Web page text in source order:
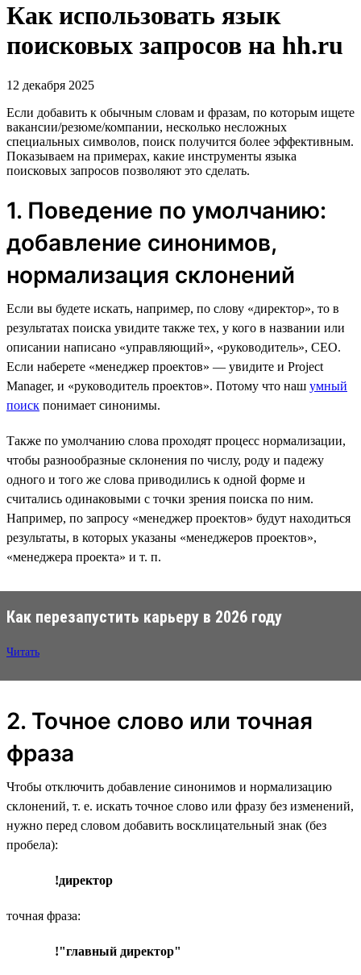
Как использовать язык
поисковых запросов на hh.ru
12 декабря 2025
Если добавить к обычным словам и фразам, по которым ищете
вакансии/резюме/компании, несколько несложных
специальных символов, поиск получится более эффективным.
Показываем на примерах, какие инструменты языка
поисковых запросов позволяют это сделать.
1. Поведение по умолчанию:
добавление синонимов,
нормализация склонений
Если вы будете искать, например, по слову «директор», то в
результатах поиска увидите также тех, у кого в названии или
описании написано «управляющий», «руководитель», CEO.
Если наберете «менеджер проектов» — увидите и Project
Manager, и «руководитель проектов». Потому что наш умный
поиск понимает синонимы.
Также по умолчанию слова проходят процесс нормализации,
чтобы разнообразные склонения по числу, роду и падежу
одного и того же слова приводились к одной форме и
считались одинаковыми с точки зрения поиска по ним.
Например, по запросу «менеджер проектов» будут находиться
результаты, в которых указаны «менеджеров проектов»,
«менеджера проекта» и т. п.
Как перезапустить карьеру в 2026 году
Читать
2. Точное слово или точная
фраза
Чтобы отключить добавление синонимов и нормализацию
склонений, т. е. искать точное слово или фразу без изменений,
нужно перед словом добавить восклицательный знак (без
пробела):
!директор
точная фраза:
!"главный директор"